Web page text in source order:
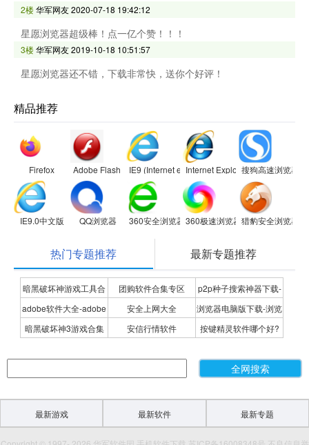
2楼华军网友2020-07-18 19:42:12
星愿浏览器超级棒！点一亿个赞！！！
3楼华军网友2019-10-18 10:51:57
星愿浏览器还不错，下载非常快，送你个好评！
精品推荐
Firefox Adobe Flash PlayerIE9 (Internet explorer 9)Internet Explorer 8搜狗高速浏览器
IE9.0中文版 QQ浏览器 360安全浏览器 360极速浏览器 猎豹安全浏览器
热门专题推荐 最新专题推荐
暗黑破坏神游戏工具合
集
团购软件合集专区
p2p种子搜索神器下载-
P2P种子搜索神器专题
adobe软件大全-adobe
全系列软件下载-adobe
安全上网大全
浏览器电脑版下载-浏览
器下载合集
暗黑破坏神3游戏合集 安信行情软件
按键精灵软件哪个好?
最新游戏 最新软件 最新专题